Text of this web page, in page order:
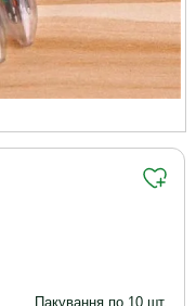
Пакування по 10 шт.